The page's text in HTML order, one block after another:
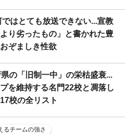
ではとても放送できない...宣教
り劣ったもの」と書かれた豊
ぞましき性欲
の「旧制一中」の栄枯盛衰...
を維持する名門22校と凋落し
校の全リスト
るチームの強さ